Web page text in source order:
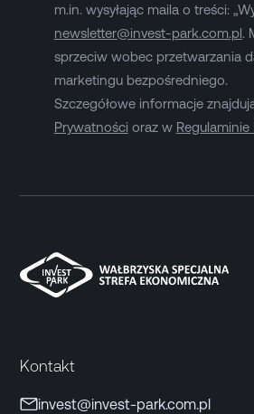
m.in. wysyłając maila o treści:
newsletter@invest-park.com.pl.
sprzeciw wobec przetwarzania
marketingu bezpośredniego.
Szczegółowe informacje
Prywatności oraz w
Kontakt
invest@invest-park.com.pl